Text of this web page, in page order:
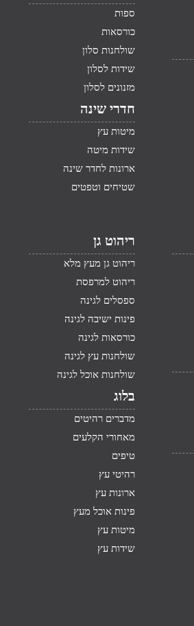
ספות
כורסאות
שולחנות סלון
שידות לסלון
מזנונים לסלון
חדרי שינה
מיטות עץ
שידות מיטה
ארונות לחדר שינה
שטיחים וטפטים
ריהוט גן
ריהוט גן מעץ מלא
ריהוט למרפסת
ספסלים לגינה
פינות ישיבה לגינה
כורסאות לגינה
שולחנות עץ לגינה
שולחנות אוכל לגינה
בלוג
מדברים רהיטים
מאחורי הקלעים
טיפים
רהיטי עץ
ארונות עץ
פינות אוכל מעץ
מיטות עץ
שידות עץ